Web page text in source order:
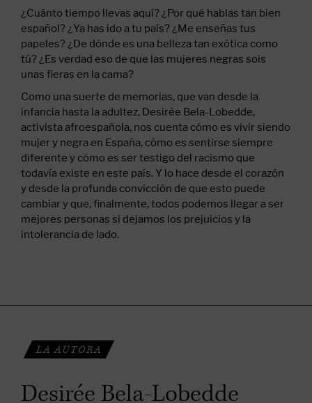
¿Cuánto tiempo llevas aquí? ¿Por qué hablas tan bien
español? ¿Ya has ido a tu país? ¿Me enseñas tus
papeles? ¿De dónde es una belleza tan exótica como
tú? ¿Es verdad eso de que las mujeres negras sois
unas fieras en la cama?
Como una suerte de memorias, que van desde la
infancia hasta la adultez, Desirée Bela-Lobedde,
activista afroespañola, nos cuenta cómo es vivir siendo
mujer y negra en España, cómo es sentirse siempre
diferente y cómo es ser testigo del racismo que
todavía existe en este país. Y lo hace desde el corazón
y desde la profunda convicción de que esto puede
cambiar y que, finalmente, todos podemos llegar a ser
mejores personas si dejamos los prejuicios y la
intolerancia de lado.
LA AUTORA
Desirée Bela-Lobedde